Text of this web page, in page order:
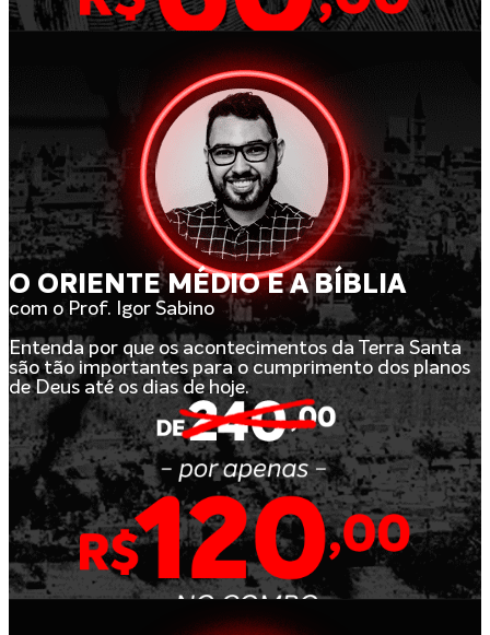
O ORIENTE MÉDIO E A BÍBLIA
com o Prof. Igor Sabino
Entenda por que os acontecimentos da Terra Santa
são tão importantes para o cumprimento dos planos
de Deus até os dias de hoje.